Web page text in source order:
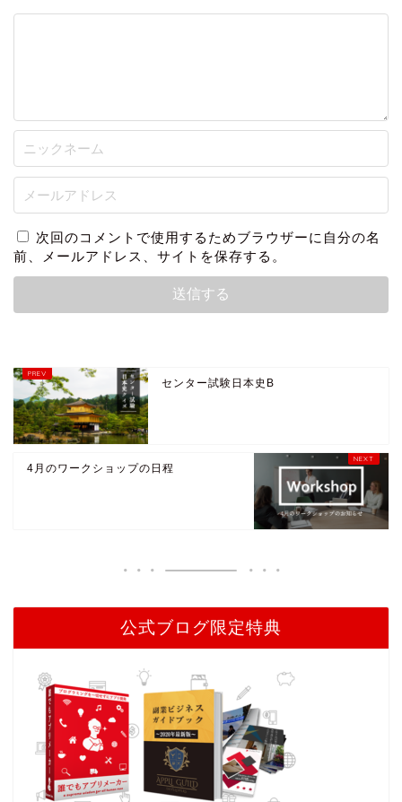
次回のコメントで使用するためブラウザーに自分の名
前、メールアドレス、サイトを保存する。
センター試験日本史B
4月のワークショップの日程
公式ブログ限定特典